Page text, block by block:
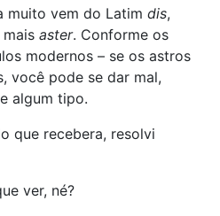
muito vem do Latim dis,
mais aster. Conforme os
modernos – se os astros
você pode se dar mal,
algum tipo.
que recebera, resolvi
ver, né?